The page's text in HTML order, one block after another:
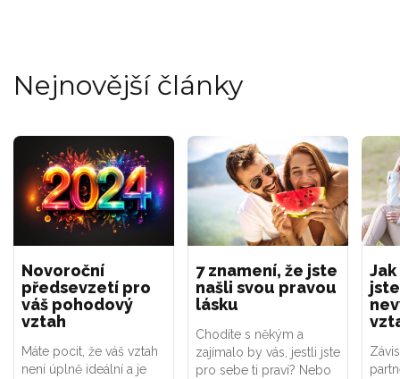
Nejnovější články
Novoroční
předsevzetí pro
váš pohodový
vztah
Máte pocit, že váš vztah
není úplně ideální a je
7 znamení, že jste
našli svou pravou
lásku
Chodíte s někým a
zajímalo by vás, jestli jste
pro sebe ti praví? Nebo